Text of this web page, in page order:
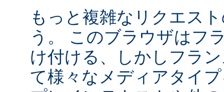
もっと複雑なリクエス
う。 このブラウザはフ
け付ける、しかしフラ
て様々なメディアタイ